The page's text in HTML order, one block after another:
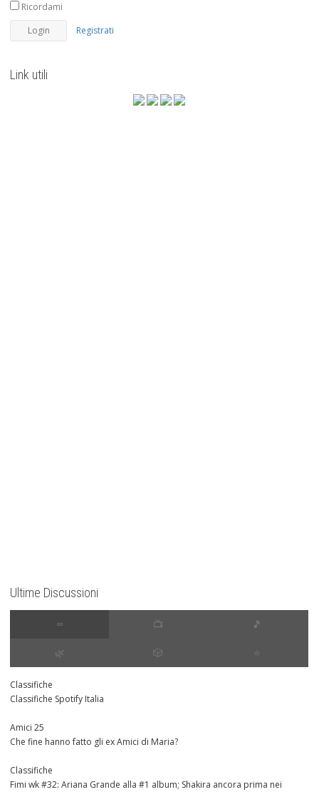
Ricordami
Registrati
Link utili
Ultime Discussioni
∞ 📺 🎵
🌿 🎲 ⭐️
Classifiche
Classifiche Spotify Italia
Amici 25
Che fine hanno fatto gli ex Amici di Maria?
Classifiche
Fimi wk #32: Ariana Grande alla #1 album; Shakira ancora prima nei